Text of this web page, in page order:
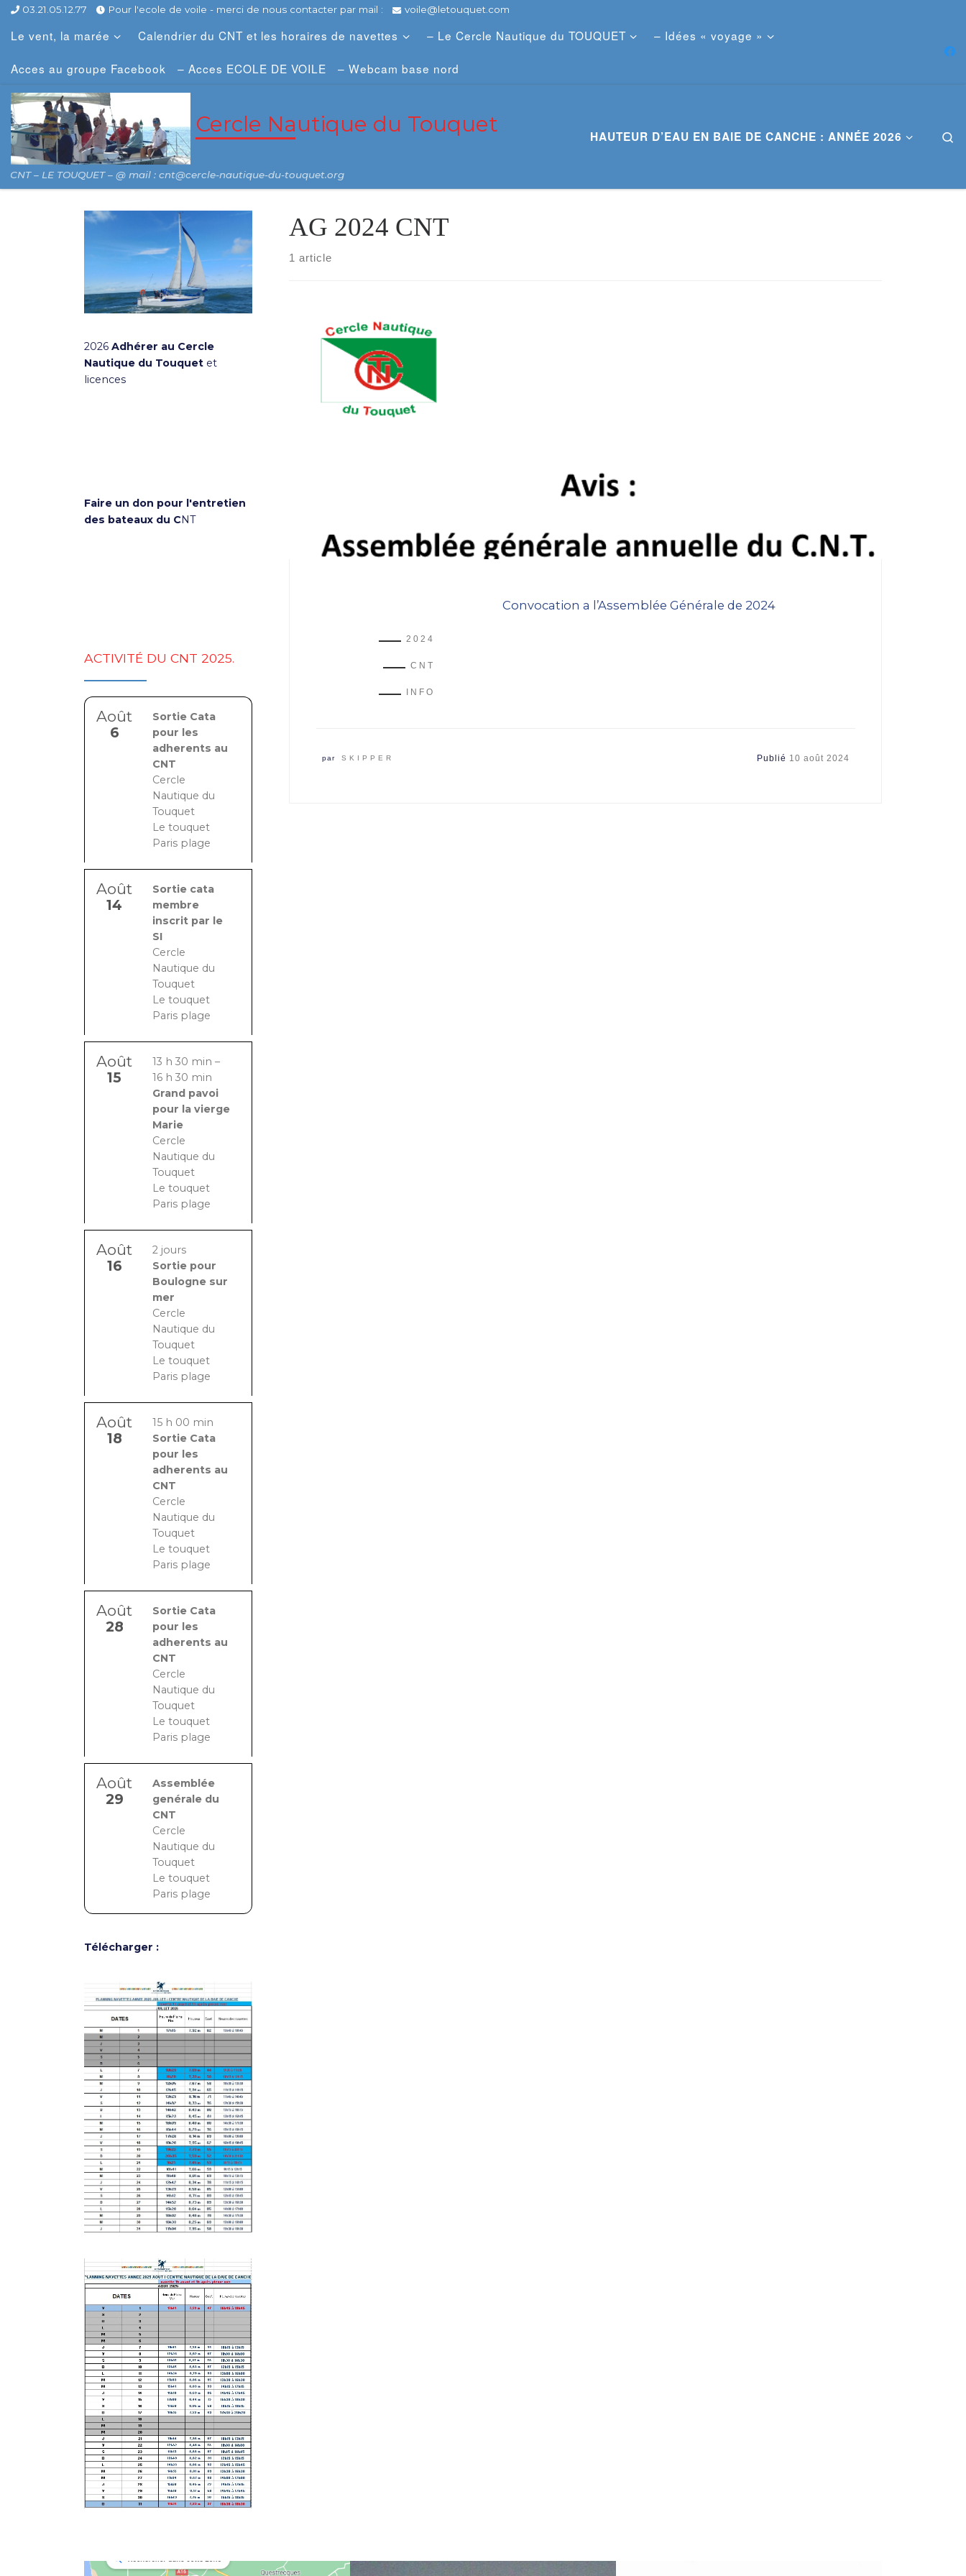
03.21.05.12.77 Pour l'ecole de voile - merci de nous contacter par mail : voile@letouquet.com
Le vent, la marée Calendrier du CNT et les horaires de navettes – Le Cercle Nautique du TOUQUET – Idées « voyage »
Acces au groupe Facebook – Acces ECOLE DE VOILE – Webcam base nord
Cercle Nautique du Touquet
CNT – LE TOUQUET – @ mail : cnt@cercle-nautique-du-touquet.org
HAUTEUR D’EAU EN BAIE DE CANCHE : ANNÉE 2026
AG 2024 CNT
1 article
Convocation a l’Assemblée Générale de 2024
2024
CNT
INFO
par SKIPPER Publié 10 août 2024
2026 Adhérer au Cercle
Nautique du Touquet et
licences
Faire un don pour l'entretien
des bateaux du CNT
ACTIVITÉ DU CNT 2025.
Août
6
Sortie Cata
pour les
adherents au
CNT
Cercle
Nautique du
Touquet
Le touquet
Paris plage
Août
14
Sortie cata
membre
inscrit par le
SI
Cercle
Nautique du
Touquet
Le touquet
Paris plage
Août
15
13 h 30 min –
16 h 30 min
Grand pavoi
pour la vierge
Marie
Cercle
Nautique du
Touquet
Le touquet
Paris plage
Août
16
2 jours
Sortie pour
Boulogne sur
mer
Cercle
Nautique du
Touquet
Le touquet
Paris plage
Août
18
15 h 00 min
Sortie Cata
pour les
adherents au
CNT
Cercle
Nautique du
Touquet
Le touquet
Paris plage
Août
28
Sortie Cata
pour les
adherents au
CNT
Cercle
Nautique du
Touquet
Le touquet
Paris plage
Août
29
Assemblée
genérale du
CNT
Cercle
Nautique du
Touquet
Le touquet
Paris plage
Télécharger :